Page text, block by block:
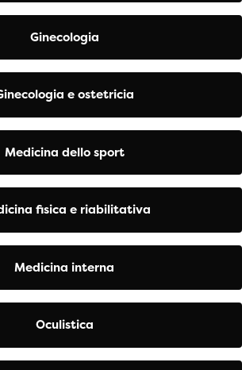
Ginecologia
e ostetricia
Medicina dello sport
fisica e riabilitativa
Medicina interna
Oculistica